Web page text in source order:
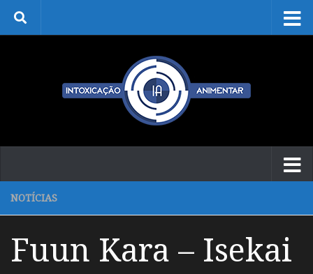
Skip to content
NOTÍCIAS
Fuun Kara – Isekai